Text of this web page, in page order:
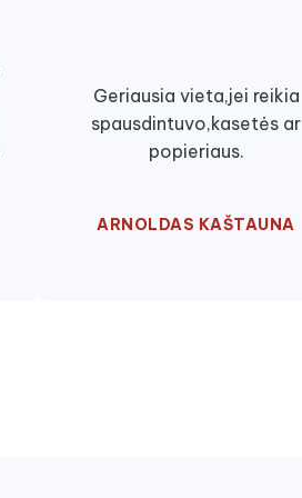
Geriausia vieta,jei reikia
spausdintuvo,kasetės ar
popieriaus.
ARNOLDAS KAŠTAUNA